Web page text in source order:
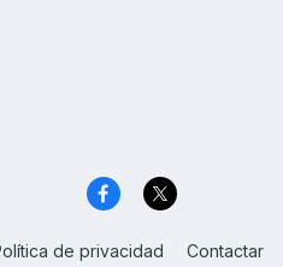
de privacidad Contactar